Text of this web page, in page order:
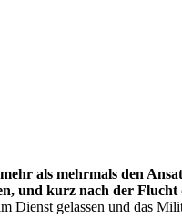
als mehrmals den
und kurz nach der
Dienst gelassen und das